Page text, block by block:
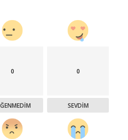
0 0
SEVDIM